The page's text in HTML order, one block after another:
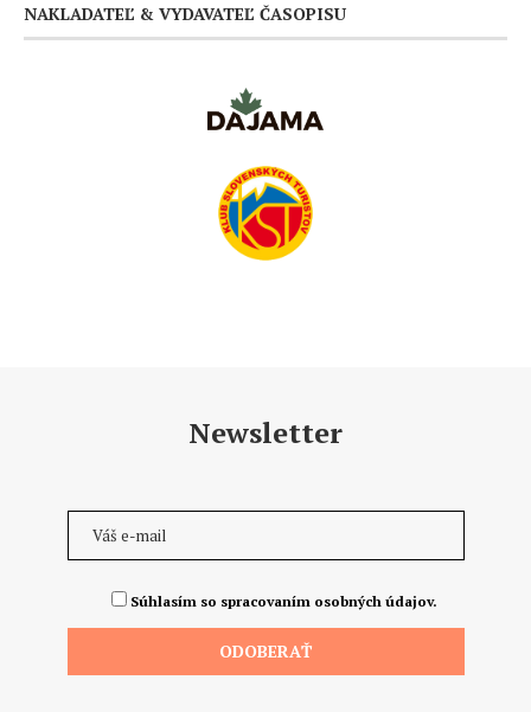
NAKLADATEĽ & VYDAVATEĽ ČASOPISU
Newsletter
Súhlasím so spracovaním osobných údajov.